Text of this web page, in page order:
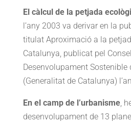
El càlcul de la petjada
l’any 2003 va derivar en la
titulat Aproximació a la
Catalunya, publicat pel
Desenvolupament Sostenible
(Generalitat de Catalunya)
En el camp de l’urbanisme,
desenvolupament de 13